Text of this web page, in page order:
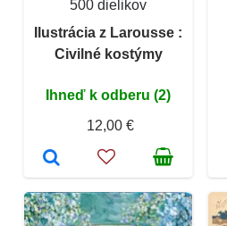
500 dielikov
Ilustrácia z Larousse :
Civilné kostýmy
Ihneď k odberu (2)
12,00 €